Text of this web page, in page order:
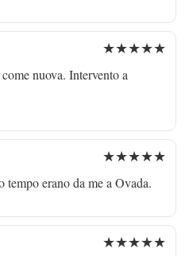
★★★★★
nuova. Intervento a
★★★★★
tempo erano da me a Ovada.
★★★★★